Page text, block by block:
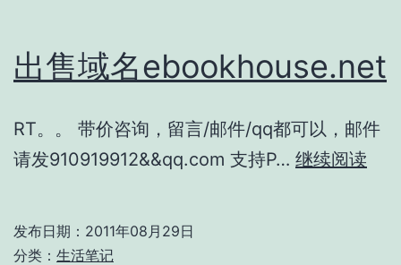
出售域名ebookhouse.net
RT。。 带价咨询，留言/邮件/qq都可以，邮件
请发910919912&&qq.com 支持P… 继续阅读
发布日期： 2011年08月29日
分类： 生活笔记